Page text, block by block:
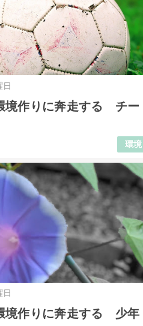
境作りに奔走する チー
環境
境作りに奔走する 少年